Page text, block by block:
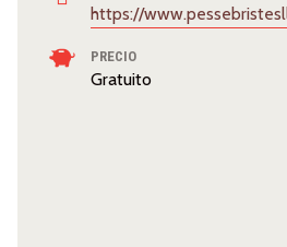
https://
PRECIO
Gratuito